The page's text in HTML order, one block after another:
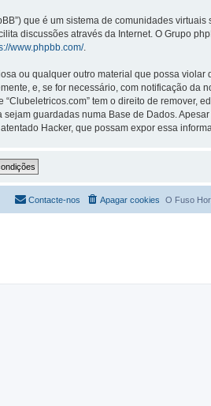
que é um sistema de comunidades virtuais
discussões através da Internet. O Grupo
www.phpbb.com/.
ou qualquer outro material que possa violar
e, se for necessário, com notificação da
tem o direito de remover,
guardadas numa Base de Dados.
Hacker, que possam expor essa
O Fuso
Apagar cookies
Contacte-nos